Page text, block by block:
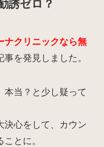
誘ゼロ？
ナクリニックなら無
事を発見しました。
本当？と少し疑って
心をして、カウン
とに。